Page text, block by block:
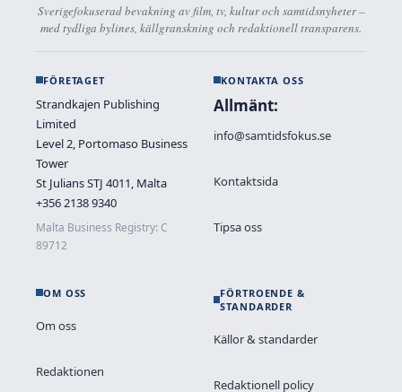
Sverigefokuserad bevakning av film, tv, kultur och samtidsnyheter –
med tydliga bylines, källgranskning och redaktionell transparens.
FÖRETAGET
Strandkajen Publishing
Limited
Level 2, Portomaso Business
Tower
St Julians STJ 4011, Malta
+356 2138 9340
Malta Business Registry: C
89712
KONTAKTA OSS
Allmänt:
info@samtidsfokus.se
Kontaktsida
Tipsa oss
OM OSS
Om oss
Redaktionen
FÖRTROENDE &
STANDARDER
Källor & standarder
Redaktionell policy